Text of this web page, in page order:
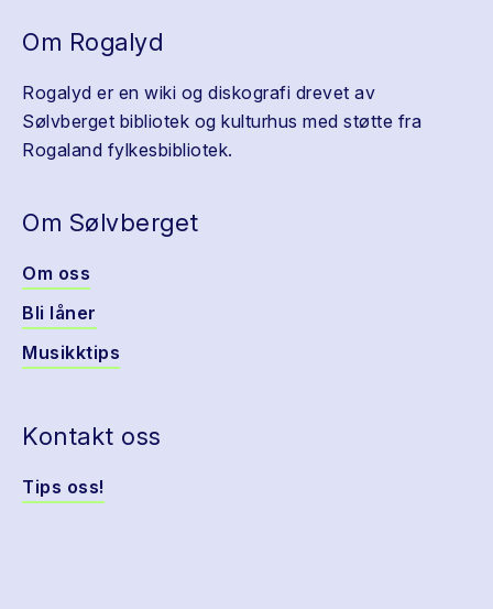
Om Rogalyd
Rogalyd er en wiki og diskografi drevet av
Sølvberget bibliotek og kulturhus med støtte fra
Rogaland fylkesbibliotek.
Om Sølvberget
Om oss
Bli låner
Musikktips
Kontakt oss
Tips oss!